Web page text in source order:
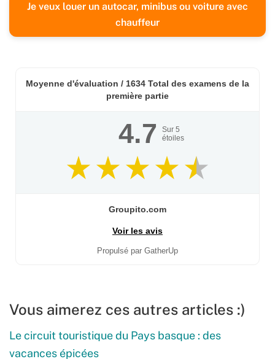
Je veux louer un autocar, minibus ou voiture avec
chauffeur
Moyenne d'évaluation / 1634 Total des examens de la
première partie
4.7 Sur 5
étoiles
Groupito.com
Voir les avis
Propulsé par GatherUp
Vous aimerez ces autres articles :)
Le circuit touristique du Pays basque : des
vacances épicées